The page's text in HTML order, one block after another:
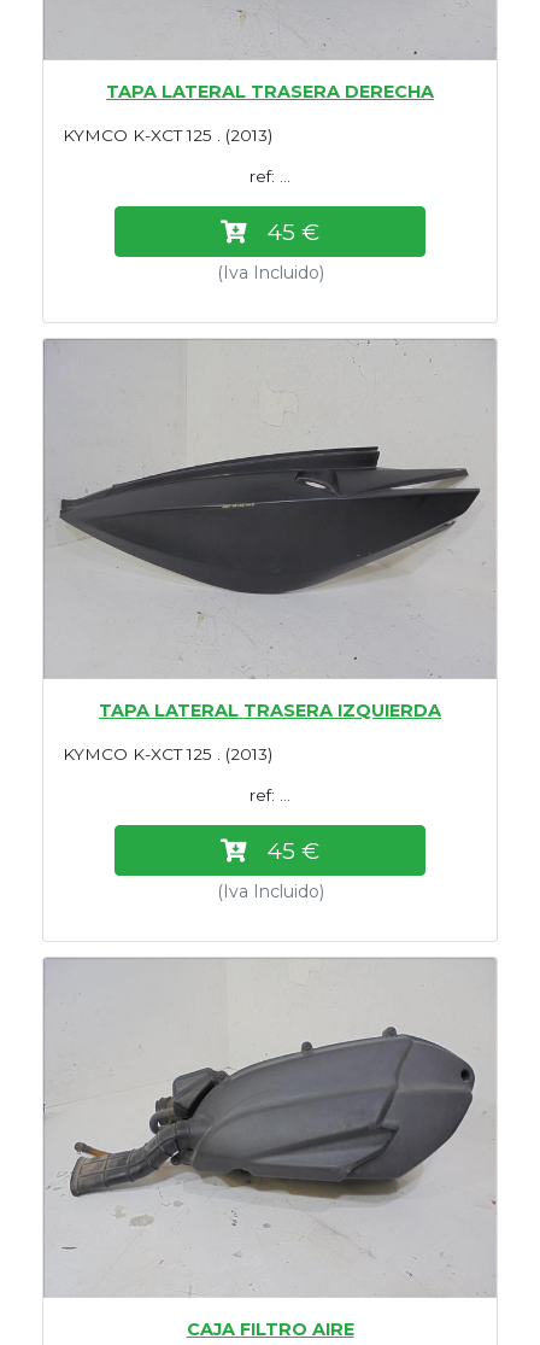
TAPA LATERAL TRASERA DERECHA
KYMCO K-XCT 125 . (2013)
ref: ...
45 €
(Iva Incluido)
TAPA LATERAL TRASERA IZQUIERDA
KYMCO K-XCT 125 . (2013)
ref: ...
45 €
(Iva Incluido)
CAJA FILTRO AIRE